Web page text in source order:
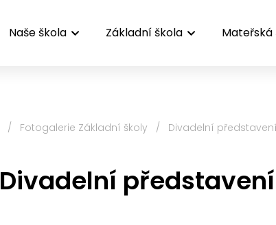
Naše škola Základní škola Mateřská
/ Fotogalerie Základní školy / Divadelní
Divadelní